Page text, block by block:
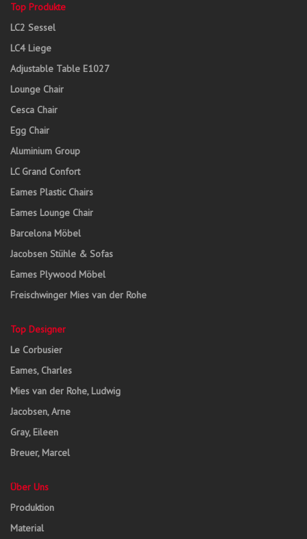
Top Produkte
LC2 Sessel
LC4 Liege
Adjustable Table E1027
Lounge Chair
Cesca Chair
Egg Chair
Aluminium Group
LC Grand Confort
Eames Plastic Chairs
Eames Lounge Chair
Barcelona Möbel
Jacobsen Stühle & Sofas
Eames Plywood Möbel
Freischwinger Mies van der Rohe
Top Designer
Le Corbusier
Eames, Charles
Mies van der Rohe, Ludwig
Jacobsen, Arne
Gray, Eileen
Breuer, Marcel
Über Uns
Produktion
Material